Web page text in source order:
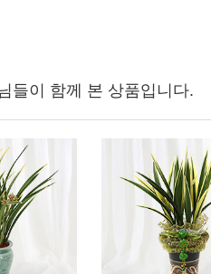
들이 함께 본 상품입니다.